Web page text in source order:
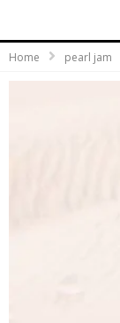
Home pearl jam